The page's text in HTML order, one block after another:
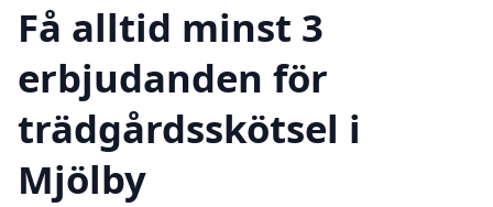
Få alltid minst 3
erbjudanden för
trädgårdsskötsel i
Mjölby